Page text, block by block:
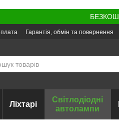
Гарантія, обмін та повернення
Ліхтарі
Світлодіодні
автолампи